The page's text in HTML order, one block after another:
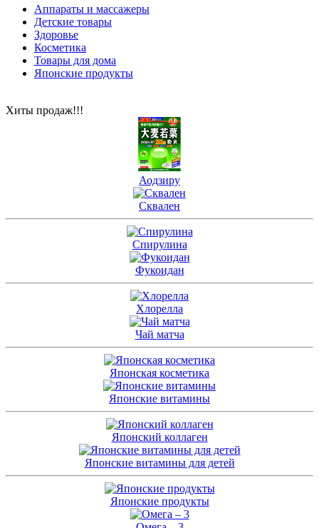
Аппараты и массажеры
Детские товары
Здоровье
Косметика
Товары для дома
Японские продукты
Хиты продаж!!!
Аодзиру
Сквален
Спирулина
Фукоидан
Хлорелла
Чай матча
Японская косметика
Японские витамины
Японский коллаген
Японские витамины для детей
Японские продукты